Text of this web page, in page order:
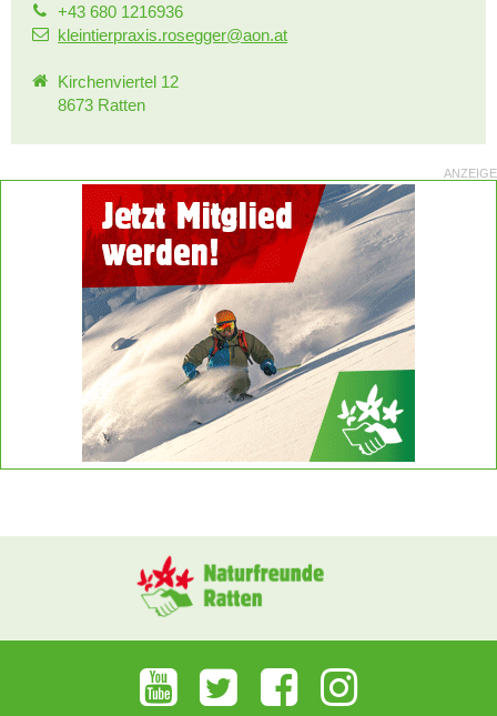
+43 680 1216936
kleintierpraxis.rosegger@aon.at
Kirchenviertel 12
8673 Ratten
ANZEIGE